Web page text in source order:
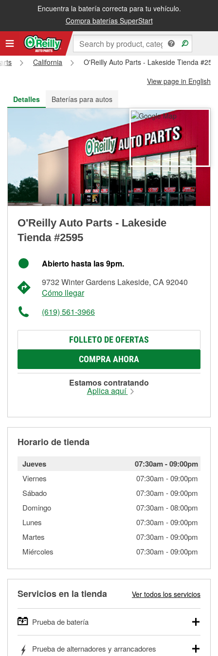
Encuentra la batería correcta para tu vehículo.
Compra baterías SuperStart
Recibe tu orden gratis al día siguiente o recógela en la tienda
California
O'Reilly Auto Parts - Lakeside Tienda
View page in English
Detalles
Baterías para autos
O'Reilly Auto Parts - Lakeside
Tienda #2595
Abierto hasta las 9pm.
9732 Winter Gardens Lakeside, CA 92040
Cómo llegar
(619) 561-3966
FOLLETO DE OFERTAS
COMPRA AHORA
Estamos contratando
Aplica aquí
Horario de tienda
Jueves 07:30am-09:00pm
Viernes 07:30am -09:00pm
Sábado
07:30am -09:00pm
Domingo
07:30am -08:00pm
Lunes
07:30am -09:00pm
Martes
07:30am -09:00pm
Miércoles
07:30am -09:00pm
Servicios en la tienda Ver todos los servicios
Prueba de batería
autos, camionetas, SUVs, vehículos comerciales y
Prueba de alternadores y arrancadores